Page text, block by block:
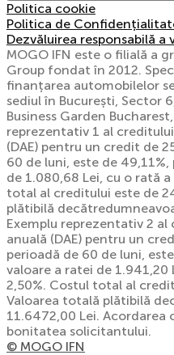
Politica cookie
Politica de
Dezvăluirea responsabilă
MOGO IFN este o filială a
Group fondat în 2012.
finanțarea automobilelor
sediul în București, Sector
Business Garden
reprezentativ 1 al
(DAE) pentru un credit de
60 de luni, este de
de 1.080,68 Lei, cu o rată
total al creditului este de
plătibilă
Exemplu reprezentativ 2
anuală (DAE) pentru un
perioadă de 60 de luni,
valoare a ratei de
2,50%. Costul total al
Valoarea totală plătibilă
11.6472,00 Lei. Acordarea
bonitatea solicitantului.
© MOGO IFN